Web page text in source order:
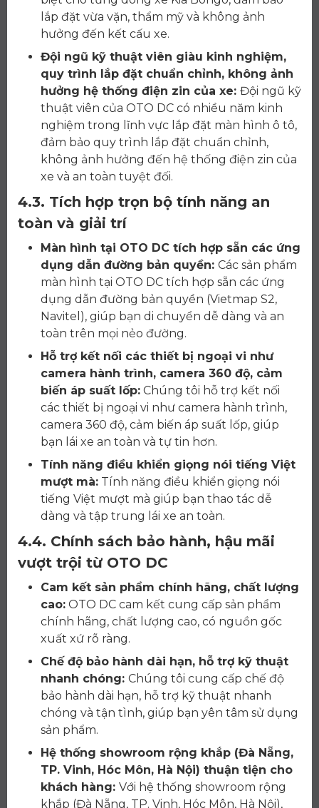
lắp đặt vừa vặn, thẩm mỹ và không ảnh
hưởng đến kết cấu xe.
Đội ngũ kỹ thuật viên giàu kinh nghiệm,
quy trình lắp đặt chuẩn chỉnh, không ảnh
hưởng hệ thống điện zin của xe: Đội ngũ kỹ
thuật viên của OTO DC có nhiều năm kinh
nghiệm trong lĩnh vực lắp đặt màn hình ô tô,
đảm bảo quy trình lắp đặt chuẩn chỉnh,
không ảnh hưởng đến hệ thống điện zin của
xe và an toàn tuyệt đối.
4.3. Tích hợp trọn bộ tính năng an
toàn và giải trí
Màn hình tại OTO DC tích hợp sẵn các ứng
dụng dẫn đường bản quyền: Các sản phẩm
màn hình tại OTO DC tích hợp sẵn các ứng
dụng dẫn đường bản quyền (Vietmap S2,
Navitel), giúp bạn di chuyển dễ dàng và an
toàn trên mọi nẻo đường.
Hỗ trợ kết nối các thiết bị ngoại vi như
camera hành trình, camera 360 độ, cảm
biến áp suất lốp: Chúng tôi hỗ trợ kết nối
các thiết bị ngoại vi như camera hành trình,
camera 360 độ, cảm biến áp suất lốp, giúp
bạn lái xe an toàn và tự tin hơn.
Tính năng điều khiển giọng nói tiếng Việt
mượt mà: Tính năng điều khiển giọng nói
tiếng Việt mượt mà giúp bạn thao tác dễ
dàng và tập trung lái xe an toàn.
4.4. Chính sách bảo hành, hậu mãi
vượt trội từ OTO DC
Cam kết sản phẩm chính hãng, chất lượng
cao: OTO DC cam kết cung cấp sản phẩm
chính hãng, chất lượng cao, có nguồn gốc
xuất xứ rõ ràng.
Chế độ bảo hành dài hạn, hỗ trợ kỹ thuật
nhanh chóng: Chúng tôi cung cấp chế độ
bảo hành dài hạn, hỗ trợ kỹ thuật nhanh
chóng và tận tình, giúp bạn yên tâm sử dụng
sản phẩm.
Hệ thống showroom rộng khắp (Đà Nẵng,
TP. Vinh, Hóc Môn, Hà Nội) thuận tiện cho
khách hàng: Với hệ thống showroom rộng
khắp (Đà Nẵng, TP. Vinh, Hóc Môn, Hà Nội),